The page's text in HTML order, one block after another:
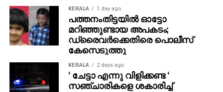
KERALA 1 day ago
പത്തനംതിട്ടയില്‍ ഓട്ടോ
മറിഞ്ഞുണ്ടായ അപകടം;
ഡ്രൈവര്‍ക്കെതിരെ പൊലീസ്
കേസെടുത്തു
KERALA 2 days ago
‘ ചേട്ടാ എന്നു വിളിക്കണ്ട ‘
സഞ്ചാരികളെ ശകാരിച്ച്